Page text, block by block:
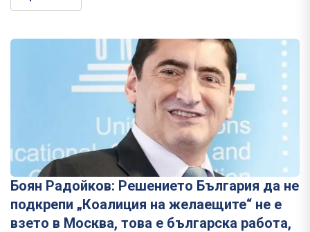
Боян Радойков: Решението България да не
подкрепи „Коалиция на желаещите“ не е
взето в Москва, това е българска работа,